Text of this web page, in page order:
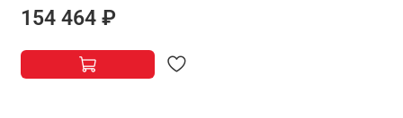
154 464 ₽